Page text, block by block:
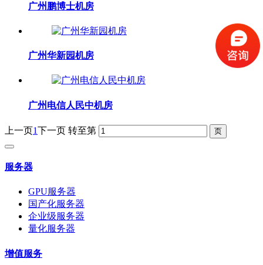
广州鹏博士机房
广州华新园机房
广州电信人民中机房
上一页1下一页 转至第
服务器
GPU服务器
国产化服务器
企业级服务器
量化服务器
增值服务